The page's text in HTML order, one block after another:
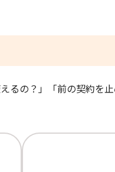
るの？」「前の契約を